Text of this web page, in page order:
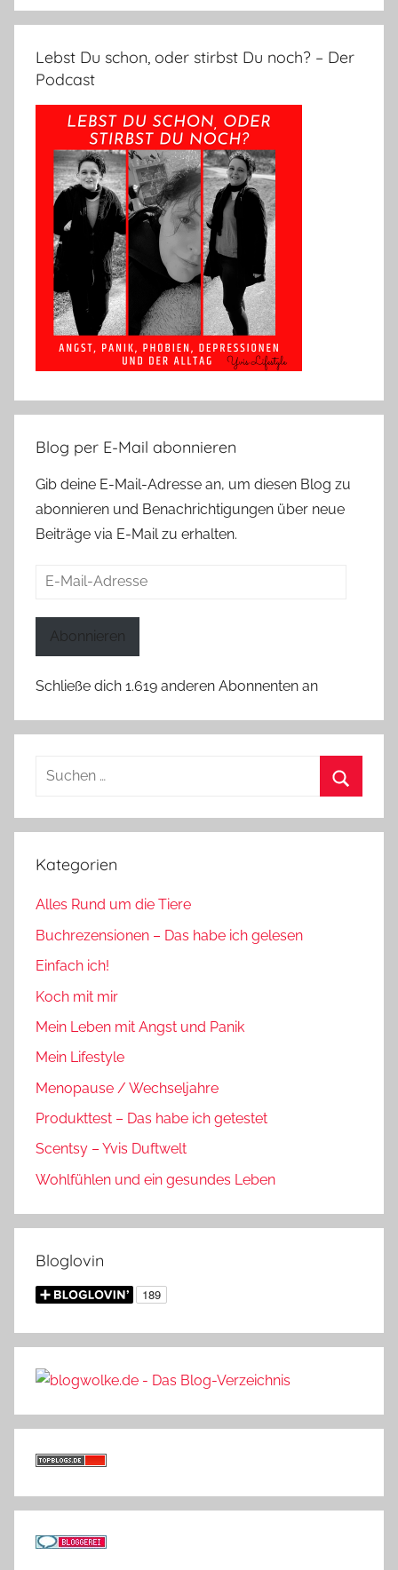
Lebst Du schon, oder stirbst Du noch? – Der
Podcast
Blog per E-Mail abonnieren
Gib deine E-Mail-Adresse an, um diesen Blog zu
abonnieren und Benachrichtigungen über neue
Beiträge via E-Mail zu erhalten.
E-
Abonnieren
Schließe dich 1.619 anderen Abonnenten an
Suchen
Kategorien
Alles Rund um die Tiere
Buchrezensionen – Das habe ich gelesen
Einfach ich!
Koch mit mir
Mein Leben mit Angst und Panik
Mein Lifestyle
Menopause / Wechseljahre
Produkttest – Das habe ich getestet
Scentsy – Yvis Duftwelt
Wohlfühlen und ein gesundes Leben
Bloglovin